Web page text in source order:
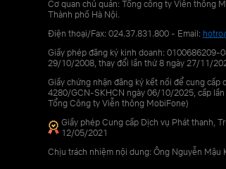
Cơ quan chủ quản: Tổng công ty Viễn thông
Thành phố Hà Nội.
Điện thoại/Fax: 024.37.831.800 - Email:
Giấy phép đăng ký kinh doanh: 0100686209-
29/10/2008, thay đổi lần thứ 8 ngày 27/11/
Giấy chứng nhận đăng ký kết nối để cung
4280/GCN-SKHCN ngày 06/10/2025, cấp
Tổng Công ty Viễn thông MobiFone)
Giấy phép Cung cấp Dịch vụ Phát thanh,
12/05/2021
Chịu trách nhiệm nội dung: Ông Nguyễn Mậu